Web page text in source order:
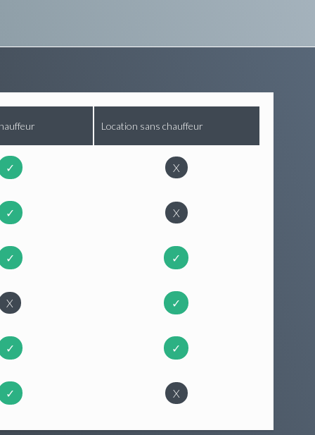
Location sans chauffeur
✓ X
✓ X
✓ ✓
X ✓
✓ ✓
✓ X